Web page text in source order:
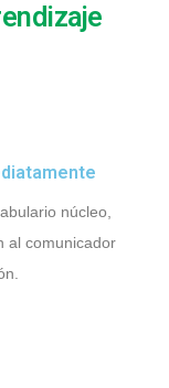
núcleo,
al comunicador